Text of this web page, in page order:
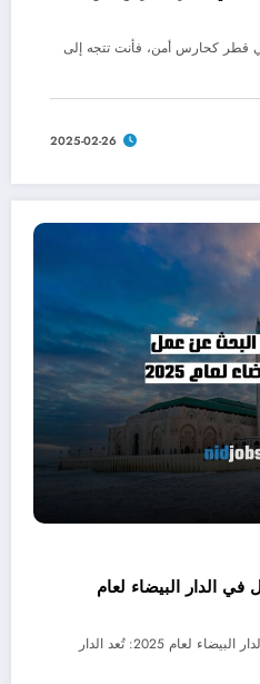
قطر كحارس أمن، فأنت تتجه إلى
2025-02-26
الدار البيضاء لعام
أفضل مواقع البحث عن عمل في الدار البيضاء لعام 2025: تُعد الدار